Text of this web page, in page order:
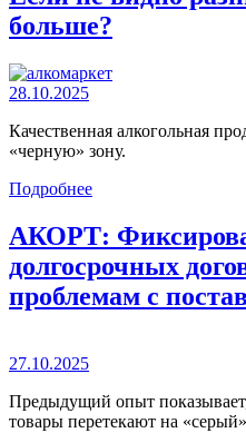
больше?
28.10.2025
Качественная алкогольная
«черную» зону.
Подробнее
АКОРТ:
долгосрочных
проблемам с
27.10.2025
Предыдущий опыт
товары перетекают на